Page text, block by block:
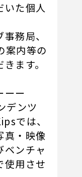
いた個人
務局、
案内等の
ます。
ーー
デンツ
では、
真・映像
ベンチャ
使用させ